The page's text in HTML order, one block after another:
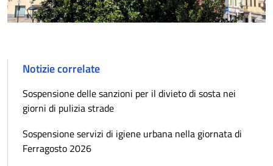
Notizie correlate
Sospensione delle sanzioni per il divieto di sosta nei
giorni di pulizia strade
Sospensione servizi di igiene urbana nella giornata di
Ferragosto 2026